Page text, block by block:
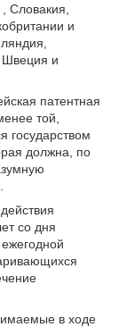
Словакия,
и
Швеция и
патентная
той,
государством
должна, по
со дня
в ходе